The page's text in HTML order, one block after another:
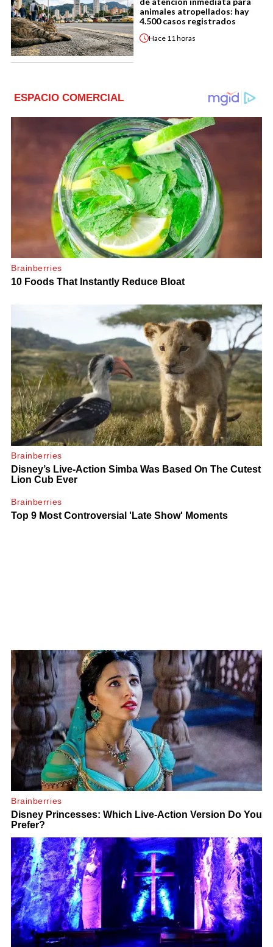
animales atropellados: hay
4.500 casos registrados
Hace 11 horas